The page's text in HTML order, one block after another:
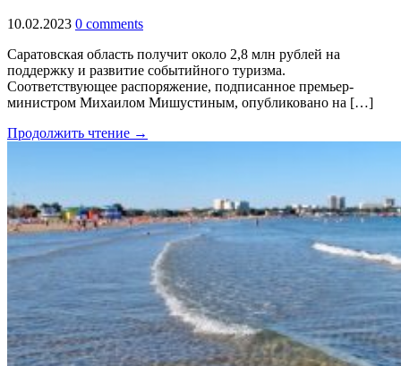
10.02.2023 0 comments
Саратовская область получит около 2,8 млн рублей на
поддержку и развитие событийного туризма.
Соответствующее распоряжение, подписанное премьер-
министром Михаилом Мишустиным, опубликовано на […]
Продолжить чтение →